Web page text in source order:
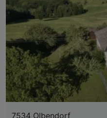
7534 Olbendorf